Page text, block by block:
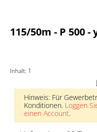
115/50m - P 500
Inhalt: 1
Hinweis: Für
Konditionen. Loggen
einen Account.